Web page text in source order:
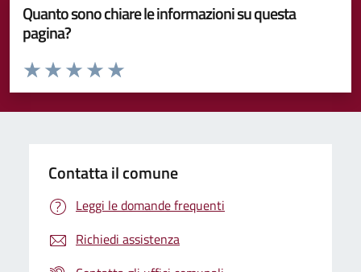
Quanto sono chiare le informazioni su questa
pagina?
Valuta da 1 a 5 stelle la pagina
Valuta 5 stelle su 5
Valuta 4 stelle su 5
Valuta 3 stelle su 5
Valuta 2 stelle su 5
Valuta 1 stelle su 5
Contatta il comune
Leggi le domande frequenti
Richiedi assistenza